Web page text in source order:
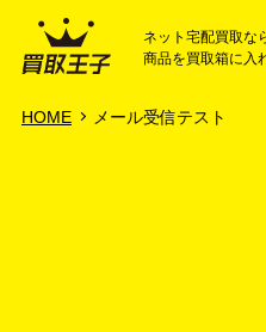
ネット宅配買取な
商品を買取箱に入
HOME メール受信テスト